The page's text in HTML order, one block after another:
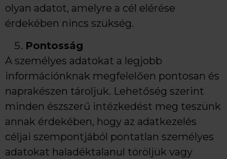
olyan adatot, amelyre a cél elérése
érdekében nincs szükség.
Pontosság
A személyes adatokat a legjobb
információnknak megfelelően pontosan és
naprakészen tároljuk. Lehetőség szerint
minden észszerű intézkedést meg teszünk
annak érdekében, hogy az adatkezelés
céljai szempontjából pontatlan személyes
adatokat haladéktalanul töröljük vagy